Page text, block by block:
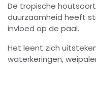
De tropische
duurzaamheid heeft
invloed op de paal.
Het leent zich
waterkeringen,